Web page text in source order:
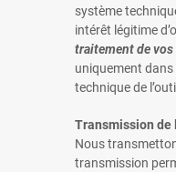
système
intérêt légitime
traitement de vos
uniquement dans
technique de
Transmission de
Nous
transmission